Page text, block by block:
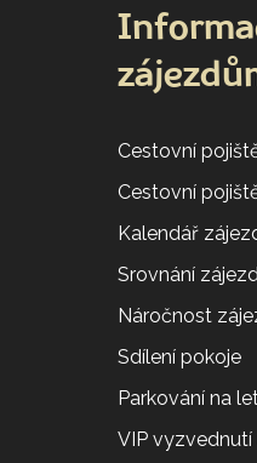
Cestovní
Cestovní
Kalendář
Srovnání
Náročnost
Sdílení pokoje
Parkování na
VIP vyzvednutí